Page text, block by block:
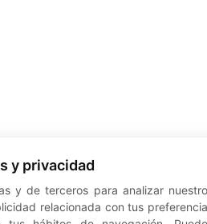
y privacidad
y de terceros para analizar
relacionada con tus